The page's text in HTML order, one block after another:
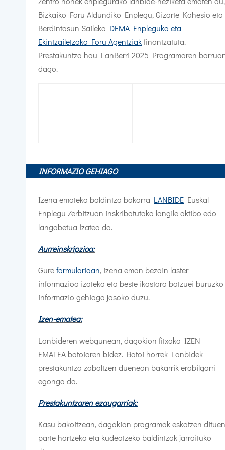
Bizkaiko Foru Aldundiko Enplegu, Gizarte Kohesio eta
Berdintasun Saileko DEMA Enpleguko eta
Ekintzailetzako Foru Agentziakfinantzatuta.
Prestakuntza hau LanBerri 2025 Programaren
dago.
INFORMAZIO GEHIAGO
Izena emateko baldintza bakarra LANBIDE Euskal
Enplegu Zerbitzuan inskribatutako langile aktibo edo
langabetua izatea da.
Aurreinskripzioa:
Gureformularioan, izena eman bezain laster
informazioa izateko eta beste ikastaro batzuei buruzko
informazio gehiago jasoko duzu.
Izen-ematea:
Lanbideren webgunean, dagokion fitxako IZEN
EMATEA botoiaren bidez. Botoi horrek Lanbidek
prestakuntza zabaltzen duenean bakarrik erabilgarri
egongo da.
Prestakuntzaren ezaugarriak:
Kasu bakoitzean, dagokion programak eskatzen dituen
parte hartzeko eta kudeatzeko baldintzak jarraituko